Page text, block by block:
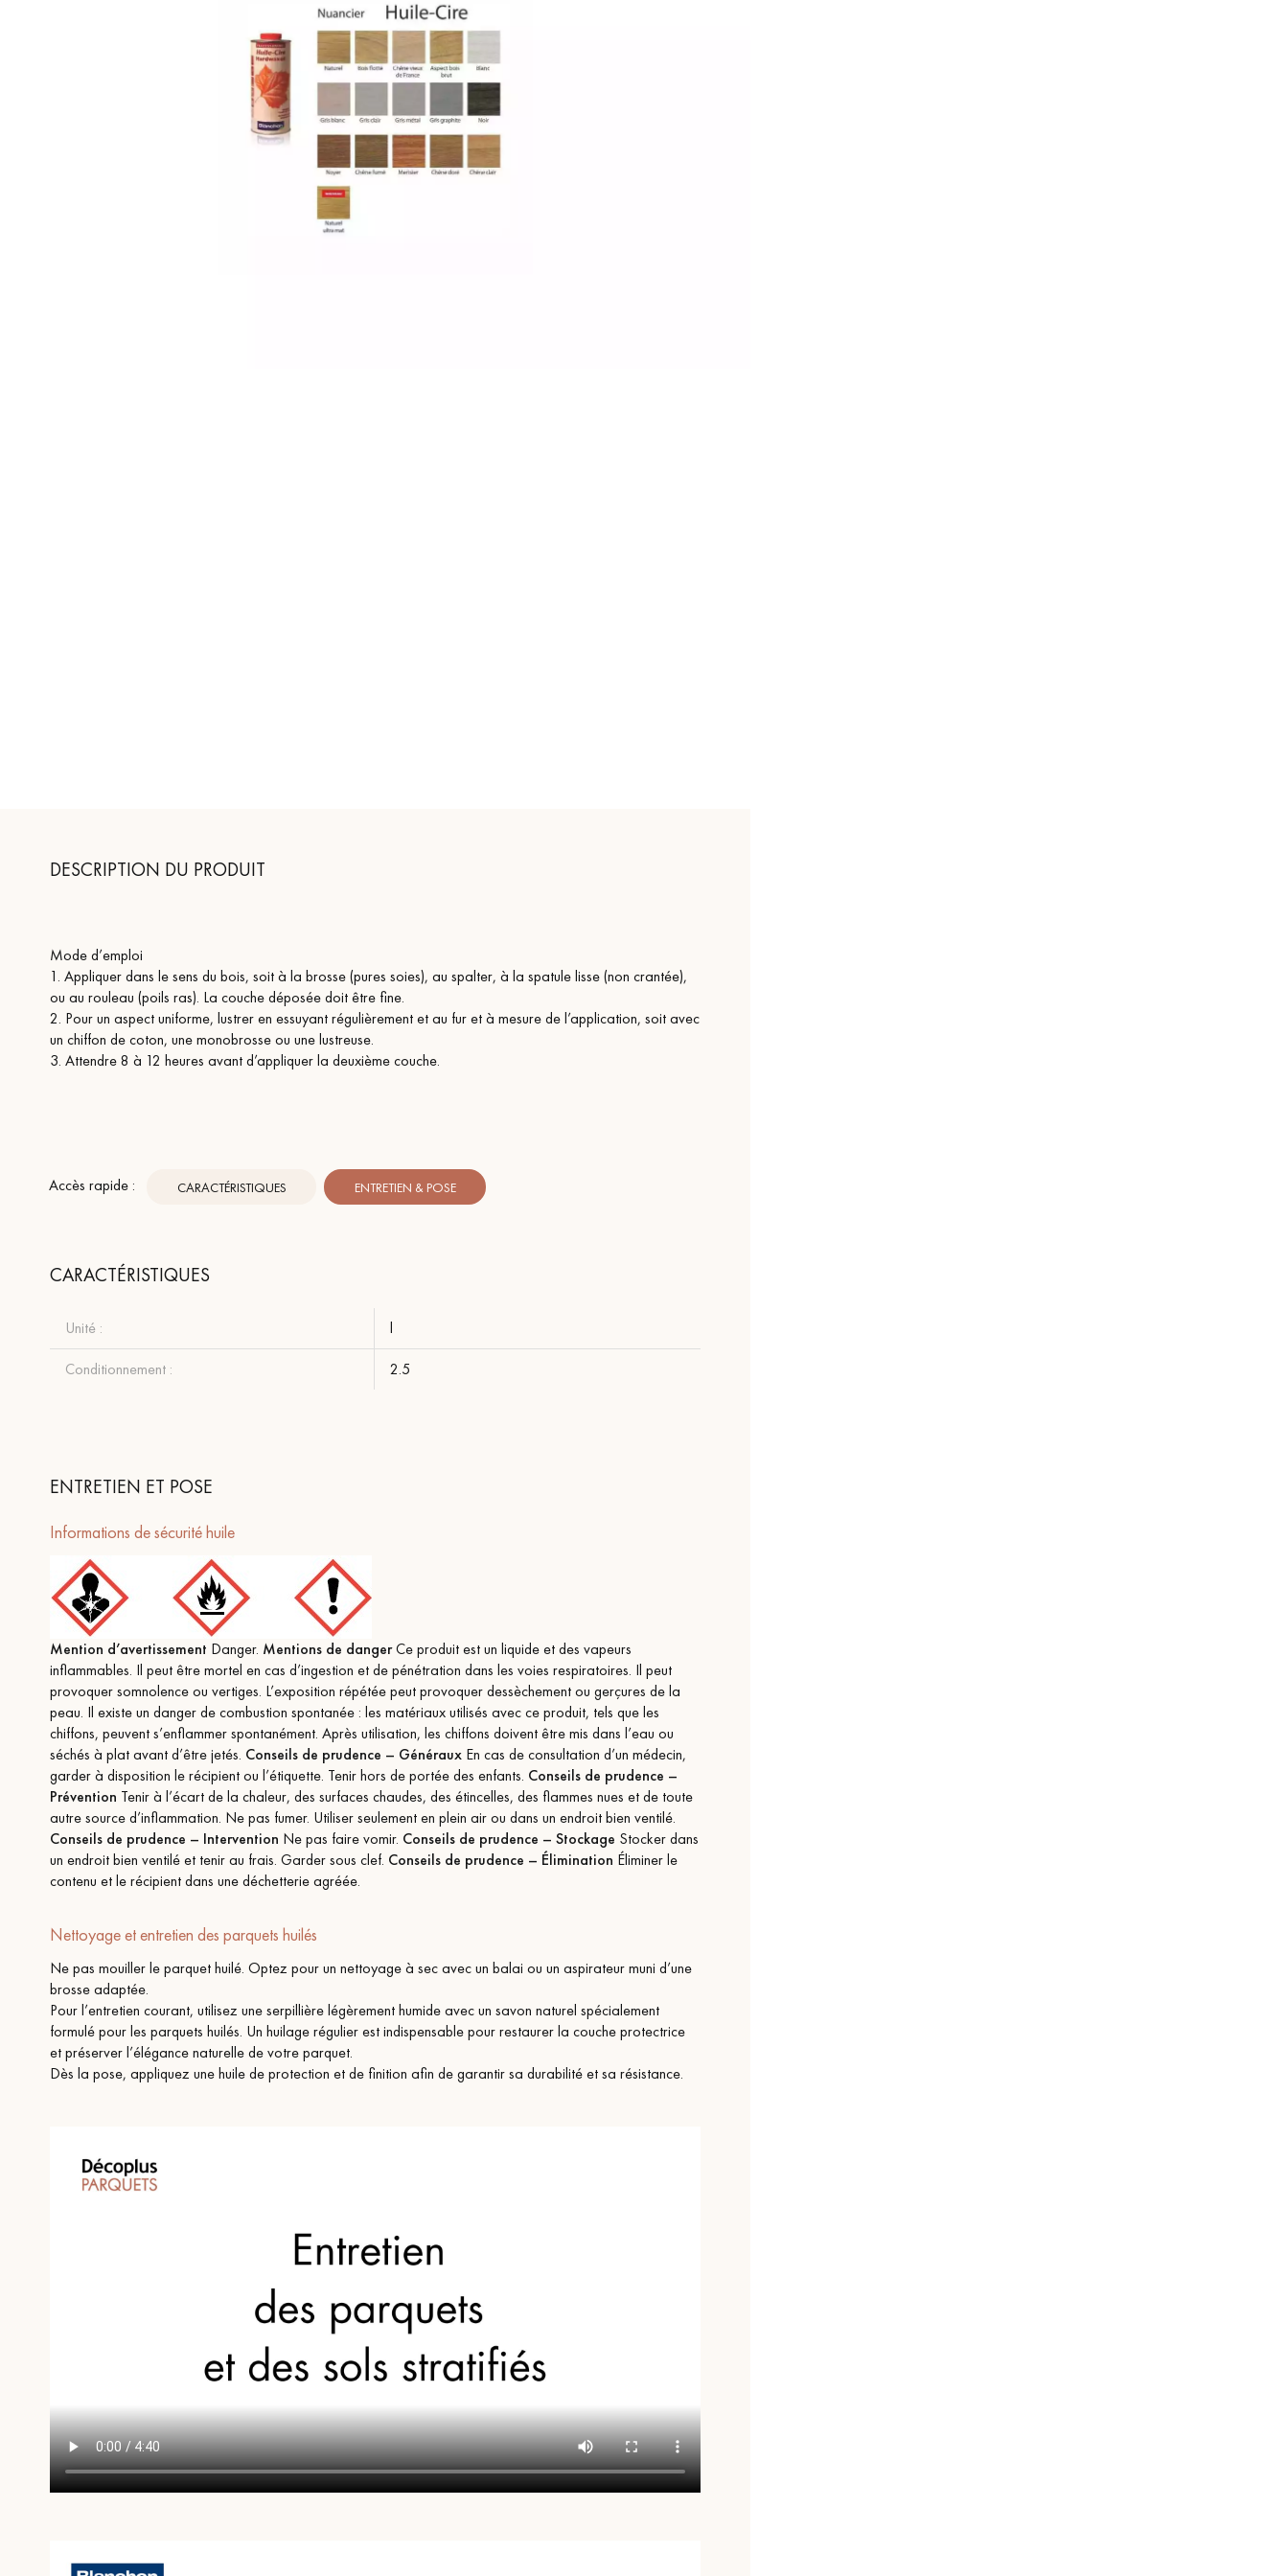
DESCRIPTION DU PRODUIT
Mode d’emploi
1. Appliquer dans le sens du bois, soit à la brosse (pures soies), au spalter, à la spatule lisse (non crantée),
ou au rouleau (poils ras). La couche déposée doit être fine.
2. Pour un aspect uniforme, lustrer en essuyant régulièrement et au fur et à mesure de l’application, soit avec
un chiffon de coton, une monobrosse ou une lustreuse.
3. Attendre 8 à 12 heures avant d’appliquer la deuxième couche.
Accès rapide : CARACTÉRISTIQUES ENTRETIEN & POSE
CARACTÉRISTIQUES
Unité : l
Conditionnement : 2.5
ENTRETIEN ET POSE
Informations de sécurité huile
Mention d’avertissement Danger. Mentions de dangerCe produit est un liquide et des vapeurs
inflammables. Il peut être mortel en cas d’ingestion et de pénétration dans les voies respiratoires. Il peut
provoquer somnolence ou vertiges. L’exposition répétée peut provoquer dessèchement ou gerçures de la
peau. Il existe un danger de combustion spontanée : les matériaux utilisés avec ce produit, tels que les
chiffons, peuvent s’enflammer spontanément. Après utilisation, les chiffons doivent être mis dans l’eau ou
séchés à plat avant d’être jetés. Conseils de prudence – Généraux En cas de consultation d’un médecin,
garder à disposition le récipient ou l’étiquette. Tenir hors de portée des enfants. Conseils de prudence –
Prévention Tenir à l’écart de la chaleur, des surfaces chaudes, des étincelles, des flammes nues et de toute
autre source d’inflammation. Ne pas fumer. Utiliser seulement en plein air ou dans un endroit bien ventilé.
Conseils de prudence – Intervention Ne pas faire vomir. Conseils de prudence – Stockage Stocker dans
un endroit bien ventilé et tenir au frais. Garder sous clef. Conseils de prudence – Élimination Éliminer le
contenu et le récipient dans une déchetterie agréée.
Nettoyage et entretien des parquets huilés
Ne pas mouiller le parquet huilé. Optez pour un nettoyage à sec avec un balai ou un aspirateur muni d’une
brosse adaptée.
Pour l’entretien courant, utilisez une serpillière légèrement humide avec un savon naturel spécialement
formulé pour les parquets huilés. Un huilage régulier est indispensable pour restaurer la couche protectrice
et préserver l’élégance naturelle de votre parquet.
Dès la pose, appliquez une huile de protection et de finition afin de garantir sa durabilité et sa résistance.